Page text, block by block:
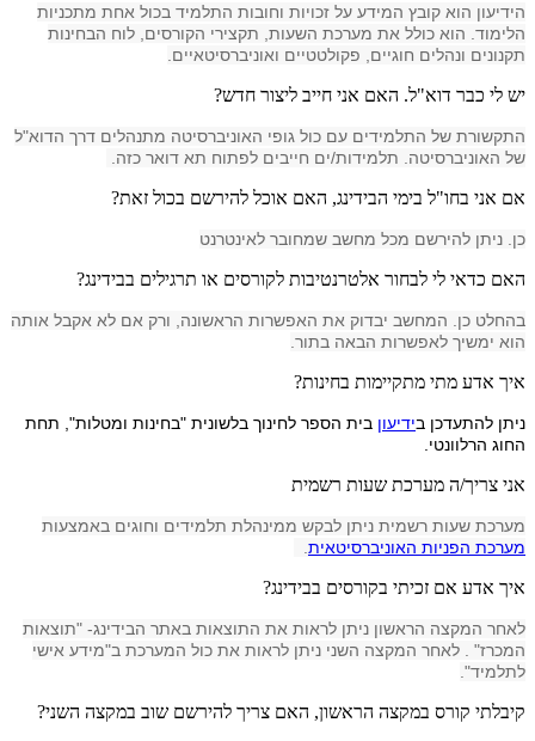
הידיעון הוא קובץ המידע על זכויות וחובות התלמיד בכול אחת מתכניות
הלימוד. הוא כולל את מערכת השעות, תקצירי הקורסים, לוח הבחינות
תקנונים ונהלים חוגיים, פקולטטיים ואוניברסיטאיים.
יש לי כבר דוא"ל. האם אני חייב ליצור חדש?
התקשורת של התלמידים עם כול גופי האוניברסיטה מתנהלים דרך הדוא"ל
של האוניברסיטה. תלמידות/ים חייבים לפתוח תא דואר כזה.
אם אני בחו"ל בימי הבידינג, האם אוכל להירשם בכול זאת?
כן. ניתן להירשם מכל מחשב שמחובר לאינטרנט
האם כדאי לי לבחור אלטרנטיבות לקורסים או תרגילים בבידינג?
בהחלט כן. המחשב יבדוק את האפשרות הראשונה, ורק אם לא אקבל אותה
הוא ימשיך לאפשרות הבאה בתור.
איך אדע מתי מתקיימות בחינות?
ניתן להתעדכן בידיעון בית הספר לחינוך בלשונית "בחינות ומטלות", תחת
החוג הרלוונטי.
אני צריך/ה מערכת שעות רשמית
מערכת שעות רשמית ניתן לבקש ממינהלת תלמידים וחוגים באמצעות
מערכת הפניות האוניברסיטאית
איך אדע אם זכיתי בקורסים בבידינג?
לאחר המקצה הראשון ניתן לראות את התוצאות באתר הבידינג- "תוצאות
המכרז" . לאחר המקצה השני ניתן לראות את כול המערכת ב"מידע אישי
לתלמיד".
קיבלתי קורס במקצה הראשון, האם צריך להירשם שוב במקצה השני?